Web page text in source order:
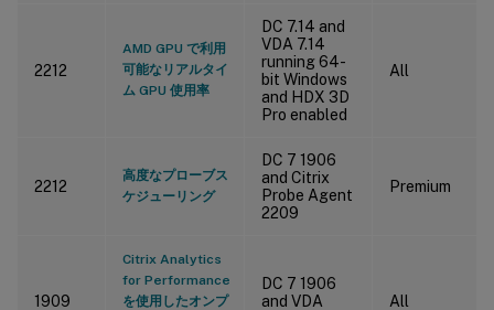
2212
AMD GPU で利用
可能なリアルタイ
ム GPU 使用率
DC 7.14 and
VDA 7.14
running 64-
bit Windows
and HDX 3D
Pro enabled
All
2212
高度なプローブス
ケジューリング
DC 7 1906
and Citrix
Probe Agent
2209
Premium
1909
Citrix Analytics
for Performance
を使用したオンプ
DC 7 1906
and VDA
All